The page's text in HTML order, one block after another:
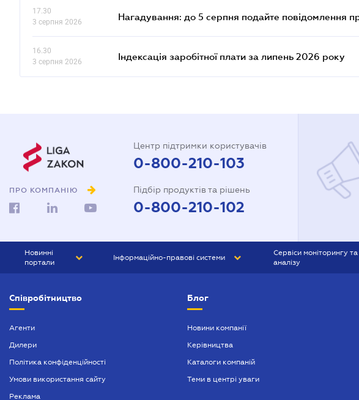
17.30
3 серпня 2026
Нагадування: до 5 серпня подайте повідомлення
16.30
3 серпня 2026
Індексація заробітної плати за липень 2026 року
ПРО КОМПАНІЮ
Центр підтримки користувачів
0-800-210-103
Підбір продуктів та рішень
0-800-210-102
Новинні
портали
БІЗНЕС
Інформаційно-правові системи
БУХГАЛТЕР ПРОФ
Сервіси моніторингу та
аналізу
Співробітництво
Агенти
Дилери
Політика конфіденційності
Умови використання сайту
Реклама
Блог
Новини компанії
Керівництва
Каталоги компаній
Теми в центрі уваги